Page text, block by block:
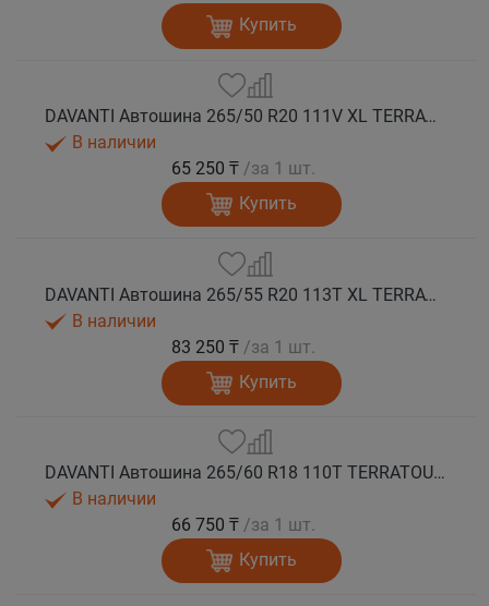
Купить
DAVANTI Автошина 265/50 R20 111V XL TERRATOURA A/T RWL RPR M+S
В наличии
65 250 ₸ /за 1 шт.
Купить
DAVANTI Автошина 265/55 R20 113T XL TERRATOURA A/T RWL RPR M+S
В наличии
83 250 ₸ /за 1 шт.
Купить
DAVANTI Автошина 265/60 R18 110T TERRATOURA A/T RBL RPR M+S
В наличии
66 750 ₸ /за 1 шт.
Купить